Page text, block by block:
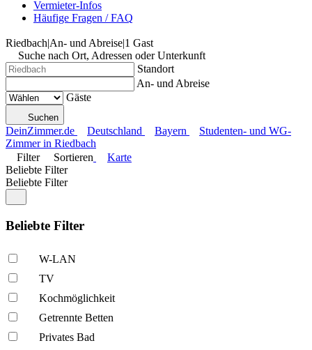
Vermieter-Infos
Häufige Fragen / FAQ
Riedbach|An- und Abreise|1 Gast
Suche nach Ort, Adressen oder Unterkunft
Standort
An- und Abreise
Gäste
Suchen
DeinZimmer.de Deutschland Bayern
Studenten- und WG-
Zimmer in Riedbach
Filter
Sortieren
Karte
Beliebte Filter
Beliebte Filter
Beliebte Filter
W-LAN
TV
Kochmöglich­keit
Getrennte Betten
Privates Bad